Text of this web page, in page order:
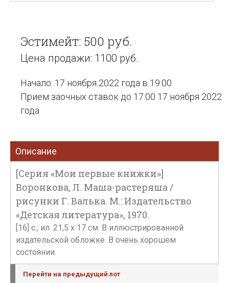
Эстимейт: 500 руб.
Цена продажи: 1100 руб.
Начало: 17 ноября 2022 года в 19:00
Прием заочных ставок до 17:00 17 ноября 2022
года
Описание
[Серия «Мои первые книжки»]
Воронкова, Л. Маша-растеряша /
рисунки Г. Валька. М.: Издательство
«Детская литература», 1970.
[16] с., ил. 21,5 х 17 см. В иллюстрированной
издательской обложке. В очень хорошем
состоянии.
Перейти на предыдущий лот